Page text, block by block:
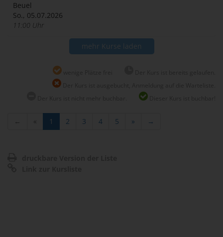
Beuel
So., 05.07.2026
11:00 Uhr
mehr Kurse laden
← « 1 2 3 4 5 » →